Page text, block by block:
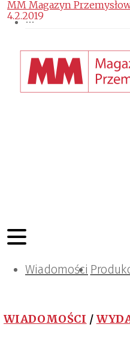
Wiadomości
Projektowanie i
Zarządzanie i IT
Tematy specjalne
WIADOMOŚCI /
MM Magazyn
4.2.2019